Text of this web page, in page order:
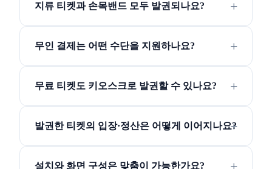
지류 티켓과 손목밴드 모두 발권되나요?
무인 결제는 어떤 수단을 지원하나요?
무료 티켓도 키오스크로 발권할 수 있나요?
발권한 티켓의 입장·정산은 어떻게 이어지나요?
설치와 화면 구성은 맞춤이 가능한가요?